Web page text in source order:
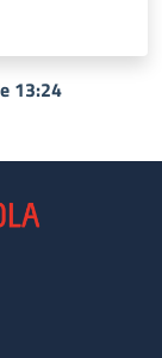
13:24